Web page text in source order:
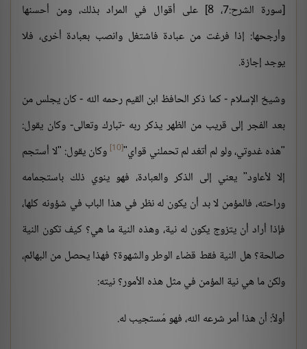
[سورة الشرح:7، 8] على أقوال في المراد بذلك، ومن أحسنها
وأرجحها: إذا فرغت من عبادة فاشتغل وانصب بعبادة أخرى، فلا
يوجد إجازة.
وشيخ الإسلام - كما ذكر الحافظ ابن القيم رحمه الله - كان يجلس من
بعد الفجر إلى قريب من الظهر يذكر ربه -تبارك وتعالى- وكان يقول:
"هذه غدوتي، ولو لم أتغد لم تحملني قواي"[10]
وكان يقول: "لا أستجم
إلا لأعاود" يعني إلى الذكر والعبادة، فهو ينوي ذلك باستجمامه
وراحته، فالمؤمن لا بد أن يكون له نظر في هذا الباب في شؤونه كلها،
فإذا أراد أن يتزوج يكون له نية، وهذه النية ما هي؟ كيف تكون النية
صالحة؟ هل النية فقط قضاء الوطر والشهوة؟ فهذا يحصل من البهائم،
ولكن ما هي نية المؤمن في مثل هذه الأمور؟ نيته:
أولاً: أن هذا أمر شرعه الله، فهو مُستجيب له.